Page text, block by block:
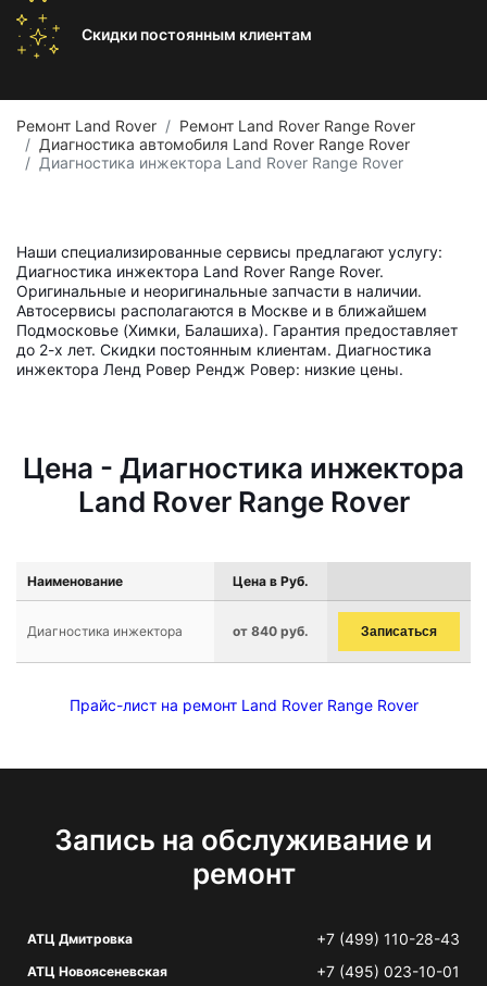
Скидки постоянным клиентам
Ремонт Land Rover
Ремонт Land Rover Range Rover
Диагностика автомобиля Land Rover Range Rover
Диагностика инжектора Land Rover Range Rover
Наши специализированные сервисы предлагают услугу:
Диагностика инжектора Land Rover Range Rover.
Оригинальные и неоригинальные запчасти в наличии.
Автосервисы располагаются в Москве и в ближайшем
Подмосковье (Химки, Балашиха). Гарантия предоставляет
до 2-х лет. Скидки постоянным клиентам. Диагностика
инжектора Ленд Ровер Рендж Ровер: низкие цены.
Цена - Диагностика инжектора
Land Rover Range Rover
Наименование Цена в Руб.
Диагностика инжектора от 840 руб. Записаться
Прайс-лист на ремонт Land Rover Range Rover
Запись на обслуживание и
ремонт
АТЦ Дмитровка +7 (499) 110-28-43
АТЦ Новоясеневская +7 (495) 023-10-01